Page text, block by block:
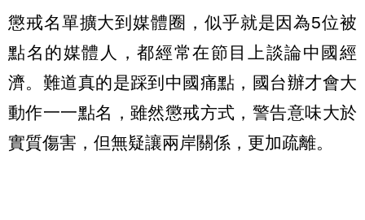
懲戒名單擴大到媒體圈，似乎就是因為5位被
點名的媒體人，都經常在節目上談論中國經
濟。難道真的是踩到中國痛點，國台辦才會大
動作一一點名，雖然懲戒方式，警告意味大於
實質傷害，但無疑讓兩岸關係，更加疏離。